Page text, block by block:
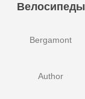
Велосипеды
Bergamont
Author